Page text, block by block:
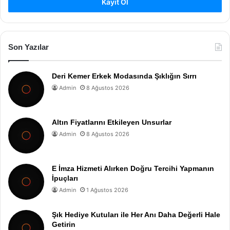
Kayıt Ol
Son Yazılar
Deri Kemer Erkek Modasında Şıklığın Sırrı
Admin 8 Ağustos 2026
Altın Fiyatlarını Etkileyen Unsurlar
Admin 8 Ağustos 2026
E İmza Hizmeti Alırken Doğru Tercihi Yapmanın
İpuçları
Admin 1 Ağustos 2026
Şık Hediye Kutuları ile Her Anı Daha Değerli Hale
Getirin